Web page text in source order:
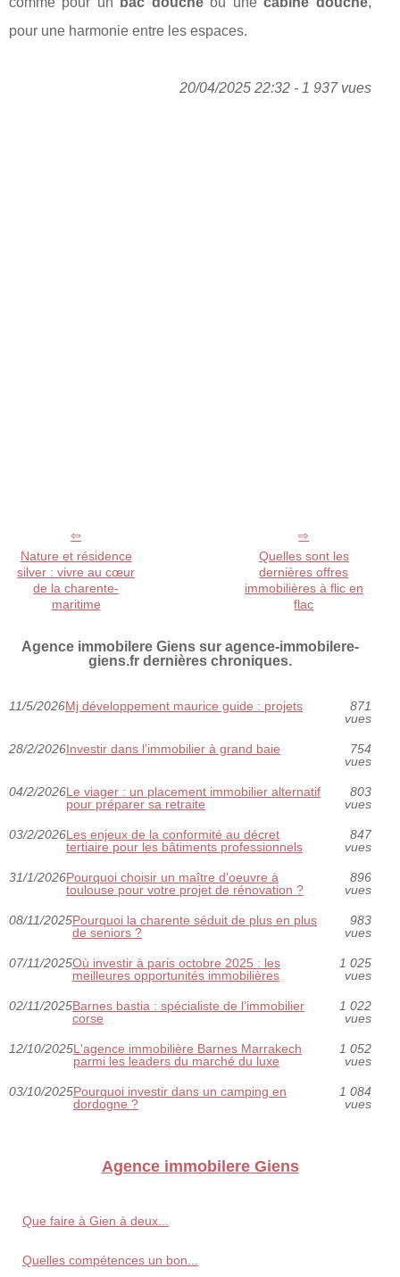
pour une harmonie entre les espaces.
20/04/2025 22:32 - 1 937 vues
Nature et résidence
silver : vivre au cœur
de la charente-
maritime
Quelles sont les
dernières offres
immobilières à flic en
flac
Agence immobilere Giens sur agence-immobilere-
giens.fr dernières chroniques.
11/5/2026Mj développement maurice guide : projets
871
vues
28/2/2026Investir dans l’immobilier à grand baie
754
vues
04/2/2026Le viager : un placement immobilier alternatif
pour préparer sa retraite
803
vues
03/2/2026Les enjeux de la conformité au décret
tertiaire pour les bâtiments professionnels
847
vues
31/1/2026Pourquoi choisir un maître d'oeuvre à
toulouse pour votre projet de rénovation ?
896
vues
08/11/2025Pourquoi la charente séduit de plus en plus
de seniors ?
983
vues
07/11/2025Où investir à paris octobre 2025 : les
meilleures opportunités immobilières
1 025
vues
02/11/2025Barnes bastia : spécialiste de l’immobilier
corse
1 022
vues
12/10/2025L'agence immobilière Barnes Marrakech
parmi les leaders du marché du luxe
1 052
vues
03/10/2025Pourquoi investir dans un camping en
dordogne ?
1 084
vues
Agence immobilere Giens
Que faire à Gien à deux...
Quelles compétences un bon...